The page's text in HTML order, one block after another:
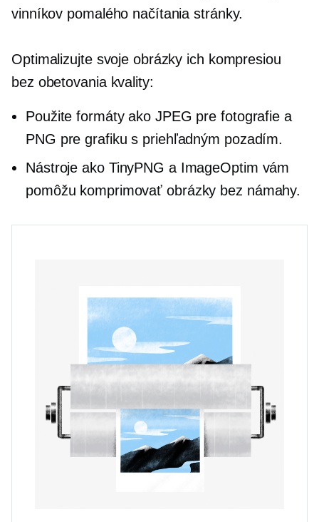
vinníkov pomalého načítania stránky.
Optimalizujte svoje obrázky ich kompresiou
bez obetovania kvality:
Použite formáty ako JPEG pre fotografie a
PNG pre grafiku s priehľadným pozadím.
Nástroje ako TinyPNG a ImageOptim vám
pomôžu komprimovať obrázky bez námahy.